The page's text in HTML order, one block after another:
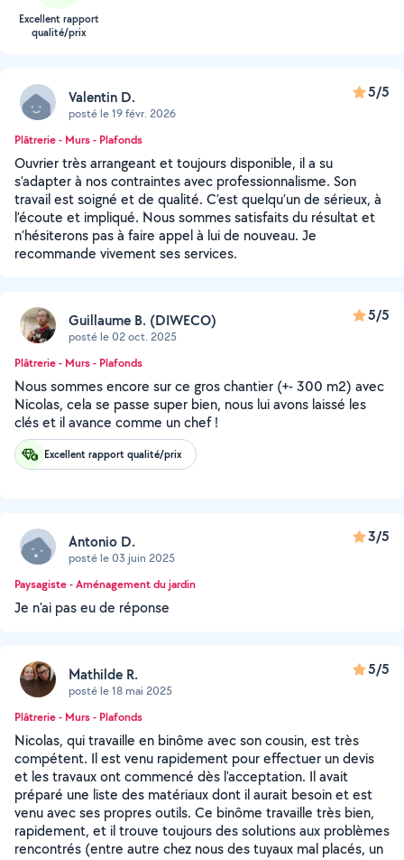
Excellent rapport
qualité/prix
Valentin D.
posté le 19 févr. 2026
5/5
Plâtrerie - Murs - Plafonds
Ouvrier très arrangeant et toujours disponible, il a su
s’adapter à nos contraintes avec professionnalisme. Son
travail est soigné et de qualité. C’est quelqu’un de sérieux, à
l’écoute et impliqué. Nous sommes satisfaits du résultat et
n’hésiterons pas à faire appel à lui de nouveau. Je
recommande vivement ses services.
Guillaume B. (DIWECO)
posté le 02 oct. 2025
5/5
Plâtrerie - Murs - Plafonds
Nous sommes encore sur ce gros chantier (+- 300 m2) avec
Nicolas, cela se passe super bien, nous lui avons laissé les
clés et il avance comme un chef !
Excellent rapport qualité/prix
Antonio D.
posté le 03 juin 2025
3/5
Paysagiste - Aménagement du jardin
Je n'ai pas eu de réponse
Mathilde R.
posté le 18 mai 2025
5/5
Plâtrerie - Murs - Plafonds
Nicolas, qui travaille en binôme avec son cousin, est très
compétent. Il est venu rapidement pour effectuer un devis
et les travaux ont commencé dès l'acceptation. Il avait
préparé une liste des matériaux dont il aurait besoin et est
venu avec ses propres outils. Ce binôme travaille très bien,
rapidement, et il trouve toujours des solutions aux problèmes
rencontrés (entre autre chez nous des tuyaux mal placés, un